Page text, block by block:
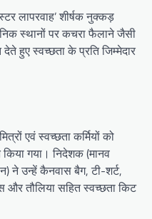
लापरवाह’ शीर्षक नुक्कड़
स्थानों पर कचरा फैलाने जैसी
हुए स्वच्छता के प्रति जिम्मेदार
एवं स्वच्छता कर्मियों को
किया गया। निदेशक (मानव
ने उन्हें कैनवास बैग, टी-शर्ट,
और तौलिया सहित स्वच्छता किट